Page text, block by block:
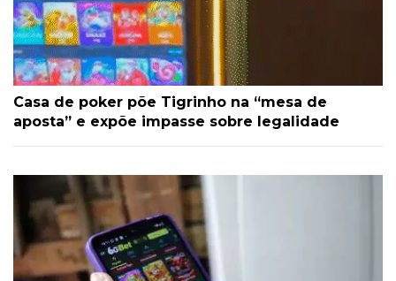
Casa de poker põe Tigrinho na “mesa de
aposta” e expõe impasse sobre legalidade